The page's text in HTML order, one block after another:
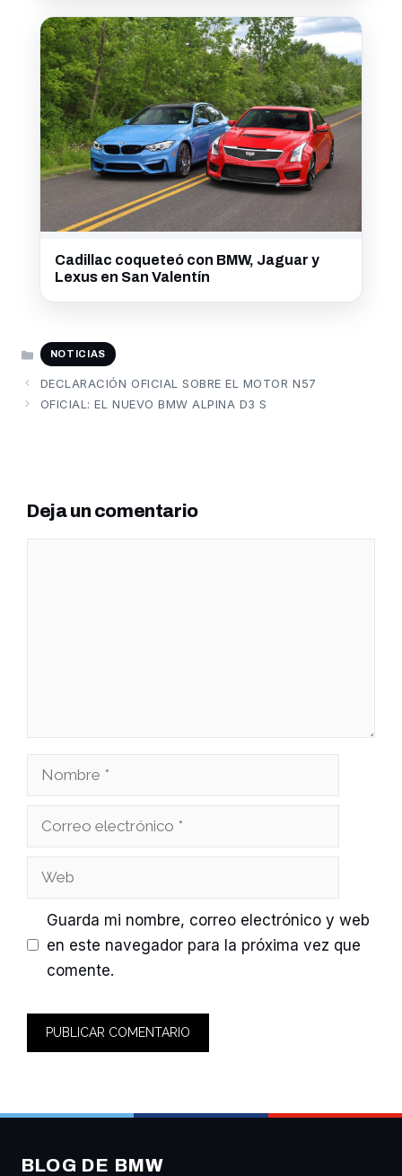
Cadillac coqueteó con BMW, Jaguar y
Lexus en San Valentín
CATEGORÍAS
NOTICIAS
DECLARACIÓN OFICIAL SOBRE EL MOTOR N57
OFICIAL: EL NUEVO BMW ALPINA D3 S
Deja un comentario
Nombre
Correo
Web
Guarda mi nombre, correo electrónico y web
en este navegador para la próxima vez que
comente.
BLOG DE BMW